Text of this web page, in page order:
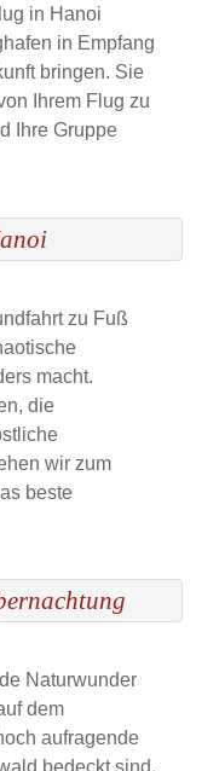
in Hanoi
in Empfang
bringen. Sie
Ihrem Flug zu
Ihre Gruppe
zu Fuß
macht.
die
wir zum
beste
Naturwunder
dem
aufragende